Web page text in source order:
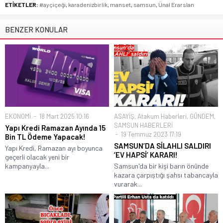
ETİKETLER: #ayçiçeği karadenizbirlik manset samsun Ünal Erarslan
BENZER KONULAR
EKONOMİ 18 Mart 2025 10:16
Yapı Kredi Ramazan Ayında 15
Bin TL Ödeme Yapacak!
Yapı Kredi, Ramazan ayı boyunca
geçerli olacak yeni bir
kampanyayla...
ASAYİŞ, Atakum Haberleri, GÜNDEM,
SAMSUN HABERLERİ
19 Temmuz 2023 17:19
SAMSUN’DA SİLAHLI SALDIRI
‘EV HAPSİ’ KARARI!
Samsun'da bir kişi barın önünde
kazara çarpıştığı şahsı tabancayla
vurarak...